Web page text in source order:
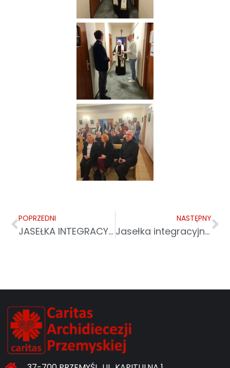
POPRZEDNI
JASEŁKA INTEGRACYJNE W PRZEMYŚLU – WYJĄTKOWE SPOTKANIE LUDZI I SERC
NASTĘPNY
Jasełka integracyjne w Przemyślu